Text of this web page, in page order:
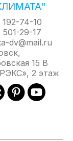
А+++/
до 75м, до
74-10
29-17
dv@mail.ru
15 В
2 этаж